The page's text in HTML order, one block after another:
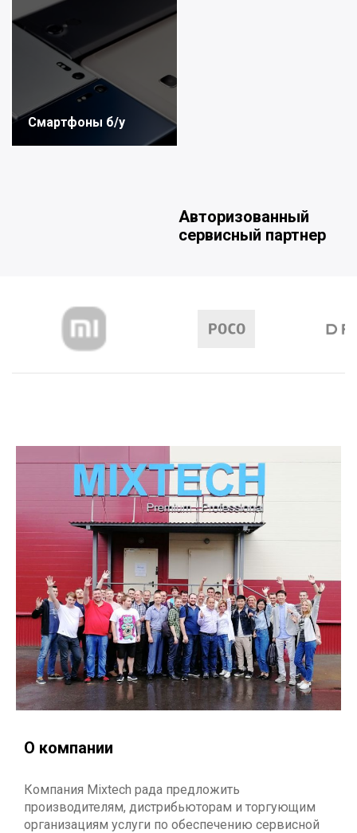
Смартфоны б/у
Авторизованный
сервисный партнер
О компании
Компания Mixtech рада предложить
производителям, дистрибьюторам и торгующим
организациям услуги по обеспечению сервисной